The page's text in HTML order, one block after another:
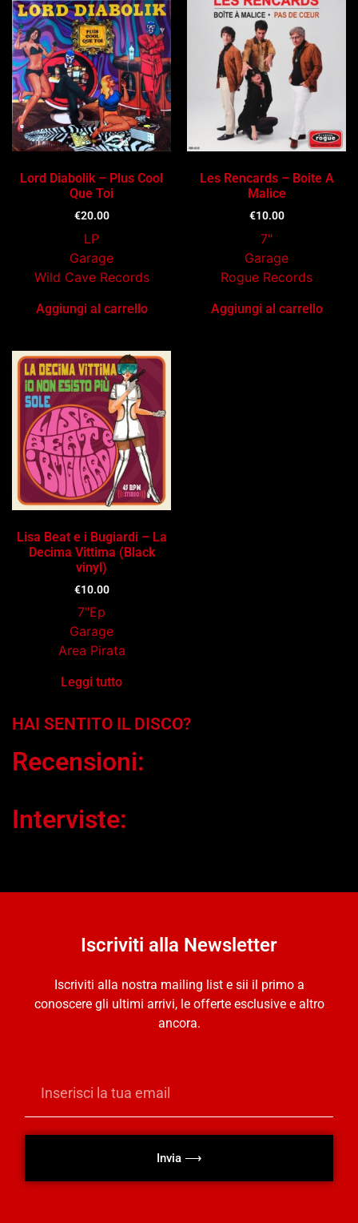
Lord Diabolik – Plus Cool
Que Toi
€20.00
LP
Garage
Wild Cave Records
Aggiungi al carrello
Les Rencards – Boite A
Malice
€10.00
7"
Garage
Rogue Records
Aggiungi al carrello
Lisa Beat e i Bugiardi – La
Decima Vittima (Black
vinyl)
€10.00
7"Ep
Garage
Area Pirata
Leggi tutto
HAI SENTITO IL DISCO?
Recensioni:
Interviste:
Iscriviti alla Newsletter
Iscriviti alla nostra mailing list e sii il primo a
conoscere gli ultimi arrivi, le offerte esclusive e altro
ancora.
Invia ⟶